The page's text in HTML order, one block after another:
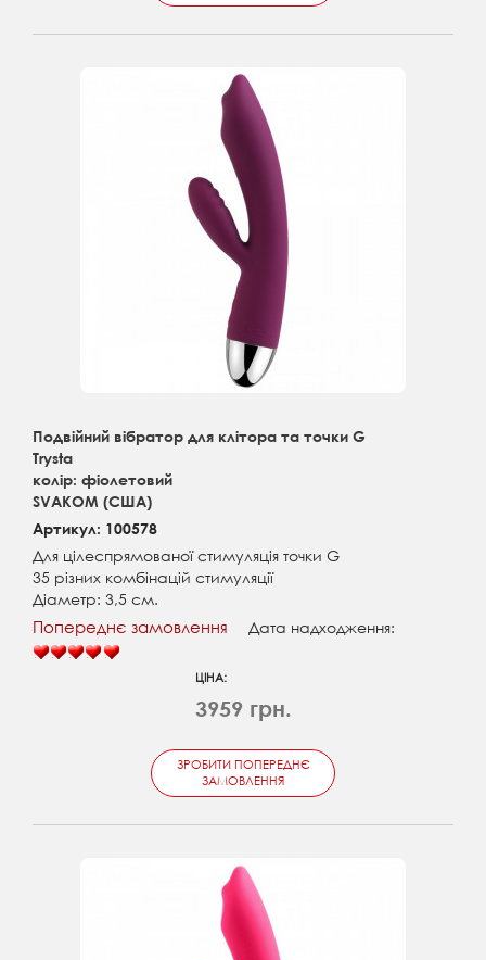
Подвійний вібратор для клітора та точки G
Trysta
колір: фіолетовий
SVAKOM (США)
Артикул: 100578
Для цілеспрямованої стимуляція точки G
35 різних комбінацій стимуляції
Діаметр: 3,5 см.
Попереднє замовлення Дата надходження:
ЦІНА:
3959 грн.
ЗРОБИТИ ПОПЕРЕДНЄ
ЗАМОВЛЕННЯ